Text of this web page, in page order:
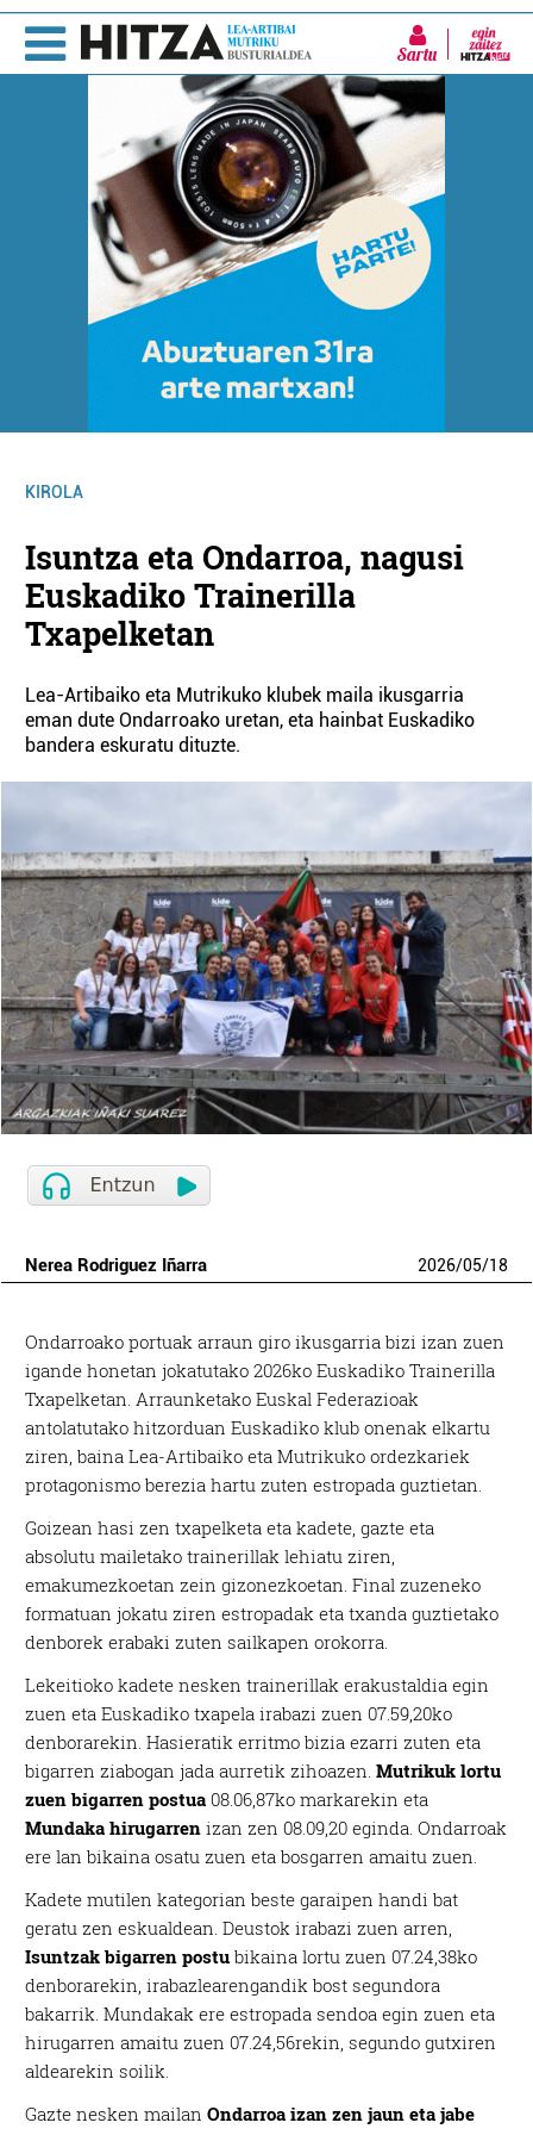
Sartu
KIROLA
Isuntza eta Ondarroa, nagusi
Euskadiko Trainerilla
Txapelketan
Lea-Artibaiko eta Mutrikuko klubek maila ikusgarria
eman dute Ondarroako uretan, eta hainbat Euskadiko
bandera eskuratu dituzte.
Nerea Rodriguez Iñarra 2026/05/18
Ondarroako portuak arraun giro ikusgarria bizi izan zuen
igande honetan jokatutako 2026ko Euskadiko Trainerilla
Txapelketan. Arraunketako Euskal Federazioak
antolatutako hitzorduan Euskadiko klub onenak elkartu
ziren, baina Lea-Artibaiko eta Mutrikuko ordezkariek
protagonismo berezia hartu zuten estropada guztietan.
Goizean hasi zen txapelketa eta kadete, gazte eta
absolutu mailetako trainerillak lehiatu ziren,
emakumezkoetan zein gizonezkoetan. Final zuzeneko
formatuan jokatu ziren estropadak eta txanda guztietako
denborek erabaki zuten sailkapen orokorra.
Lekeitioko kadete nesken trainerillak erakustaldia egin
zuen eta Euskadiko txapela irabazi zuen 07.59,20ko
denborarekin. Hasieratik erritmo bizia ezarri zuten eta
bigarren ziabogan jada aurretik zihoazen.Mutrikuk lortu
zuen bigarren postua 08.06,87ko markarekin eta
Mundaka hirugarren izan zen 08.09,20 eginda. Ondarroak
ere lan bikaina osatu zuen eta bosgarren amaitu zuen.
Kadete mutilen kategorian beste garaipen handi bat
geratu zen eskualdean. Deustok irabazi zuen arren,
Isuntzak bigarren postu bikaina lortu zuen 07.24,38ko
denborarekin, irabazlearengandik bost segundora
bakarrik. Mundakak ere estropada sendoa egin zuen eta
hirugarren amaitu zuen 07.24,56rekin, segundo gutxiren
aldearekin soilik.
Gazte nesken mailanOndarroa izan zen jaun eta jabe